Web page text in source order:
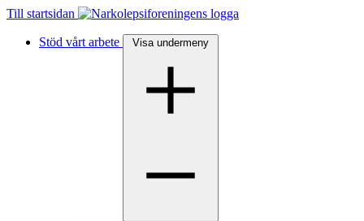
Till startsidan
Stöd vårt arbete Visa undermeny